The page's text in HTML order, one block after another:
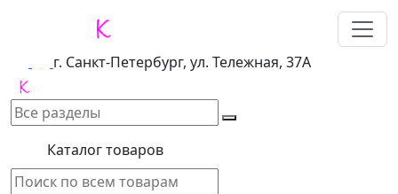
г. Санкт-Петербург, ул. Тележная, 37А
Каталог товаров